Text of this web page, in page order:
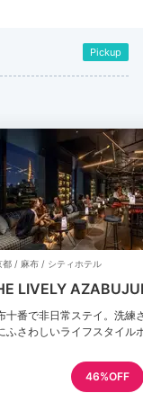
Pickup
都 / 麻布 / シティホテル
LIVELY
十番で非日常ステイ。洗練
ふさわしいライフスタイル
46%OFF